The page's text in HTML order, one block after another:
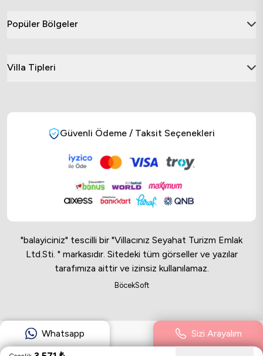
Popüler Bölgeler
Villa Tipleri
Güvenli Ödeme / Taksit Seçenekleri
"balayiciniz" tescilli bir "Villacınız Seyahat Turizm Emlak
Ltd.Sti. " markasıdır. Sitedeki tüm görseller ve yazılar
tarafımıza aittir ve izinsiz kullanılamaz.
BöcekSoft
Whatsapp Sizi Arayalım